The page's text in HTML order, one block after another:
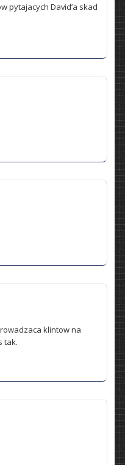
pytajacych David’a skad
klintow na
tak.